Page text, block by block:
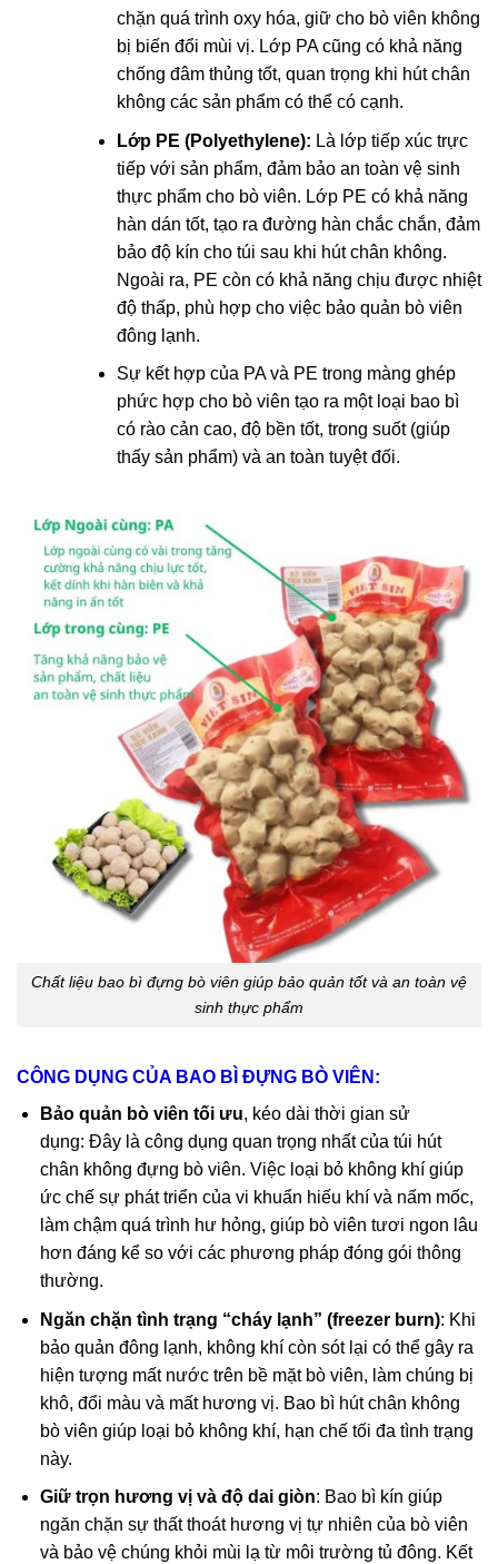
chặn quá trình oxy hóa, giữ cho bò viên không
bị biến đổi mùi vị. Lớp PA cũng có khả năng
chống đâm thủng tốt, quan trọng khi hút chân
không các sản phẩm có thể có cạnh.
Lớp PE (Polyethylene): Là lớp tiếp xúc trực
tiếp với sản phẩm, đảm bảo an toàn vệ sinh
thực phẩm cho bò viên. Lớp PE có khả năng
hàn dán tốt, tạo ra đường hàn chắc chắn, đảm
bảo độ kín cho túi sau khi hút chân không.
Ngoài ra, PE còn có khả năng chịu được nhiệt
độ thấp, phù hợp cho việc bảo quản bò viên
đông lạnh.
Sự kết hợp của PA và PE trong màng ghép
phức hợp cho bò viên tạo ra một loại bao bì
có rào cản cao, độ bền tốt, trong suốt (giúp
thấy sản phẩm) và an toàn tuyệt đối.
Chất liệu bao bì đựng bò viên giúp bảo quản tốt và an toàn vệ
sinh thực phẩm
CÔNG DỤNG CỦA BAO BÌ ĐỰNG BÒ VIÊN:
Bảo quản bò viên tối ưu, kéo dài thời gian sử
dụng: Đây là công dụng quan trọng nhất của túi hút
chân không đựng bò viên. Việc loại bỏ không khí giúp
ức chế sự phát triển của vi khuẩn hiếu khí và nấm mốc,
làm chậm quá trình hư hỏng, giúp bò viên tươi ngon lâu
hơn đáng kể so với các phương pháp đóng gói thông
thường.
Ngăn chặn tình trạng “cháy lạnh” (freezer burn): Khi
bảo quản đông lạnh, không khí còn sót lại có thể gây ra
hiện tượng mất nước trên bề mặt bò viên, làm chúng bị
khô, đổi màu và mất hương vị. Bao bì hút chân không
bò viên giúp loại bỏ không khí, hạn chế tối đa tình trạng
này.
Giữ trọn hương vị và độ dai giòn: Bao bì kín giúp
ngăn chặn sự thất thoát hương vị tự nhiên của bò viên
và bảo vệ chúng khỏi mùi lạ từ môi trường tủ đông. Kết